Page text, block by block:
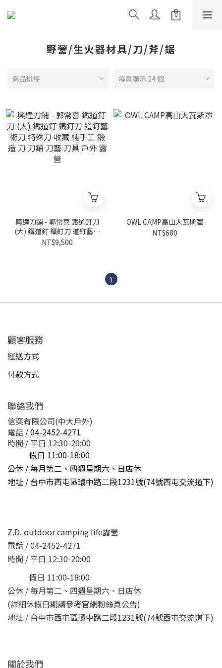
野營/生火器材具/刀/斧/鋸
商品排序 每頁顯示 24 個
興達刀鋪 - 郭常喜 鐵道釘刀
(大) 鐵道釘 鐵釘刀 道釘藝術
刀 特殊刀 收藏 純手工 鍛造
NT$9,500
OWL CAMP高山大瓦斯罩
NT$680
1
顧客服務
運送方式
付款方式
聯絡我們
信奕有限公司(中大戶外)
電話 /04-2452-4271
時間 / 平日 12:30-20:00
假日 11:00-18:00
公休 / 每月第二、四週星期六、日店休
地址 / 台中市西屯區環中路二段1231號(74號西屯交流道下)
Z.D. outdoor camping life露營
電話 / 04-2452-4271
時間 / 平日 12:30-20:00
假日 11:00-18:00
公休 / 每月第二、四週星期六、日店休
(詳細休假日期請參考官網粉絲頁公告)
地址 / 台中市西屯區環中路二段1231號(74號西屯交流道下)
關於我們